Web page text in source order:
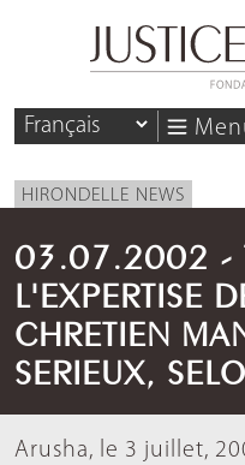
HIRONDELLE NEWS
03.07.2002 -
L'EXPERTISE
CHRETIEN
SERIEUX,
Arusha, le 3 juillet,